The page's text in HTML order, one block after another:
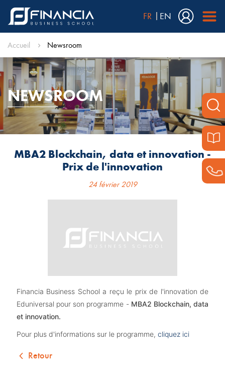
FR EN
Accueil Newsroom
NEWSROOM
MBA2 Blockchain, data et innovation -
Prix de l'innovation
24 février 2019
Financia Business School a reçu le prix de l'innovation de
Eduniversal pour son programme - MBA2 Blockchain, data
et innovation.
Pour plus d'informations sur le programme, cliquez ici
Retour